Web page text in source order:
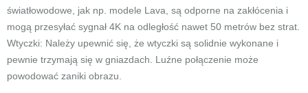
światłowodowe, jak np. modele Lava, są odporne na zakłócenia i
mogą przesyłać sygnał 4K na odległość nawet 50 metrów bez strat.
Wtyczki: Należy upewnić się, że wtyczki są solidnie wykonane i
pewnie trzymają się w gniazdach. Luźne połączenie może
powodować zaniki obrazu.